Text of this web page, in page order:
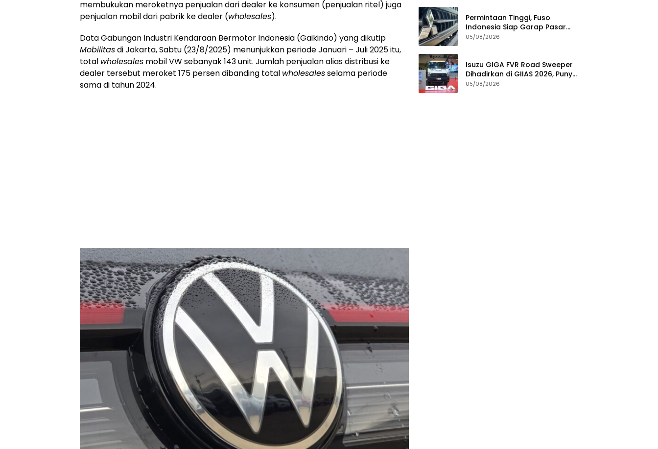
membukukan meroketnya penjualan dari dealer ke konsumen (penjualan ritel) juga
penjualan mobil dari pabrik ke dealer (wholesales).
Data Gabungan Industri Kendaraan Bermotor Indonesia (Gaikindo) yang dikutip
Mobilitasdi Jakarta, Sabtu (23/8/2025) menunjukkan periode Januari – Juli 2025 itu,
total wholesales mobil VW sebanyak 143 unit. Jumlah penjualan alias distribusi ke
dealer tersebut meroket 175 persen dibanding total wholesalesselama periode
sama di tahun 2024.
Permintaan Tinggi, Fuso
Indonesia Siap Garap Pasar
Truk Bekas
05/08/2026
Isuzu GIGA FVR Road Sweeper
Dihadirkan di GIIAS 2026, Punya
Seabrek Keunggulan
05/08/2026